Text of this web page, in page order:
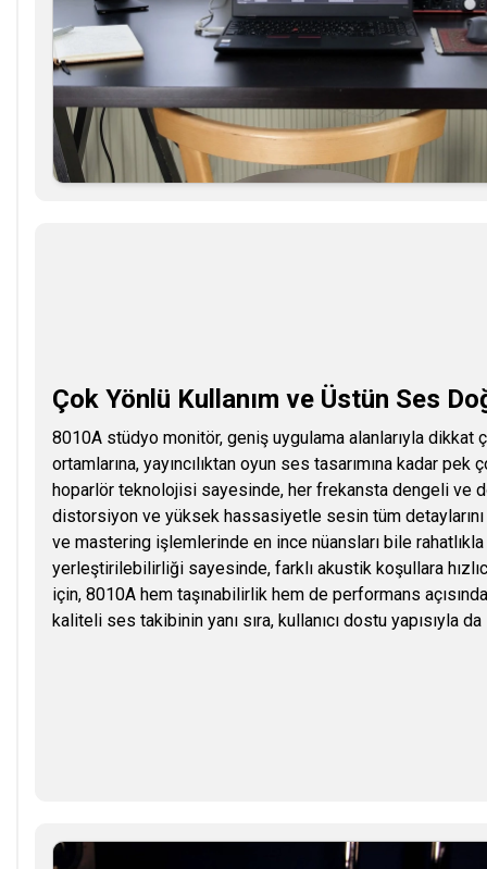
Çok Yönlü Kullanım ve Üstün Ses
8010A stüdyo monitör, geniş uygulama alanlarıyla
ortamlarına, yayıncılıktan oyun ses tasarımına kadar
hoparlör teknolojisi sayesinde, her frekansta dengeli ve
distorsiyon ve yüksek hassasiyetle sesin tüm detaylarını
ve mastering işlemlerinde en ince nüansları bile
yerleştirilebilirliği sayesinde, farklı akustik koşullara
için, 8010A hem taşınabilirlik hem de performans
kaliteli ses takibinin yanı sıra, kullanıcı dostu yapısıyla